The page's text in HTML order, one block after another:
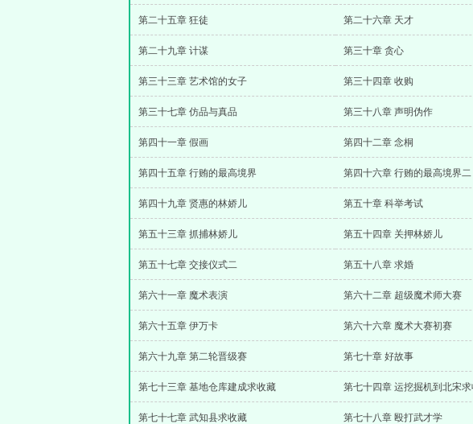
第二十五章 狂徒 第二十六章 天才
第二十九章 计谋 第三十章 贪心
第三十三章 艺术馆的女子 第三十四章 收购
第三十七章 仿品与真品 第三十八章 声明伪作
第四十一章 假画 第四十二章 念桐
第四十五章 行贿的最高境界 第四十六章 行贿的最高境界二
第四十九章 贤惠的林娇儿 第五十章 科举考试
第五十三章 抓捕林娇儿 第五十四章 关押林娇儿
第五十七章 交接仪式二 第五十八章 求婚
第六十一章 魔术表演 第六十二章 超级魔术师大赛
第六十五章 伊万卡 第六十六章 魔术大赛初赛
第六十九章 第二轮晋级赛 第七十章 好故事
第七十三章 基地仓库建成求收藏 第七十四章 运挖掘机到北宋
第七十七章 武知县求收藏 第七十八章 殴打武才学